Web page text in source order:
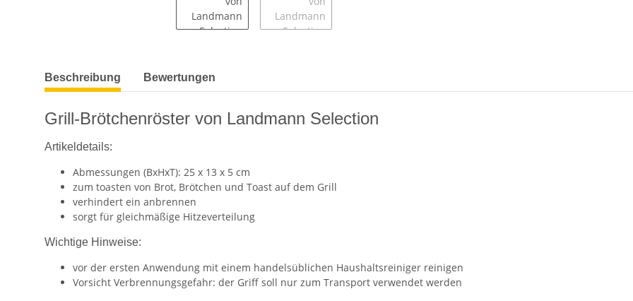
weitere Registerkarten anzeigen
Beschreibung Bewertungen
Grill-Brötchenröster von Landmann Selection
Artikeldetails:
Abmessungen (BxHxT): 25 x 13 x 5 cm
zum toasten von Brot, Brötchen und Toast auf dem Grill
verhindert ein anbrennen
sorgt für gleichmäßige Hitzeverteilung
Wichtige Hinweise:
vor der ersten Anwendung mit einem handelsüblichen Haushaltsreiniger reinigen
Vorsicht Verbrennungsgefahr: der Griff soll nur zum Transport verwendet werden